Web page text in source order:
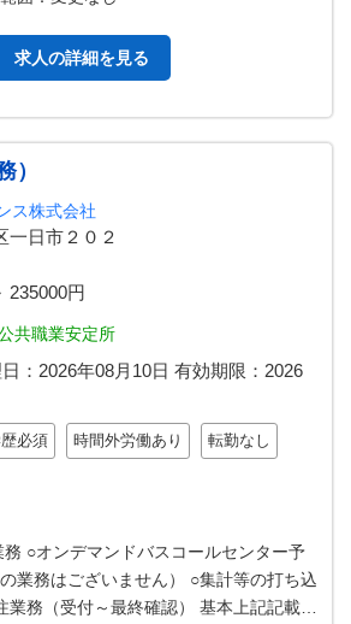
求人の詳細を見る
）
ス株式会社
一日市２０２
235000円
共職業安定所
： 2026年08月10日 有効期限： 2026
必須 時間外労働あり 転勤なし
○オンデマンドバスコールセンター予
業務はございません） ○集計等の打ち込
務（受付～最終確認） 基本上記記載い